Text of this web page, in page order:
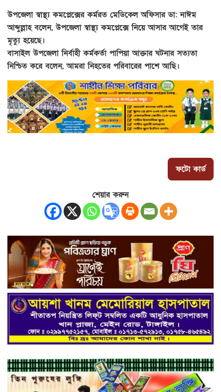
উপজেলা স্বাস্থ্য কমপ্লেক্সের কর্মরত মেডিকেল অফিসার ডা: নাঈম
আব্দুল্লাহ বলেন, উপজেলা স্বাস্থ্য কমপ্লেক্সে নিয়ে আসার আগেই তার
মৃত্যু হয়েছে।
বাসাইল উপজেলা নির্বাহী কর্মকর্তা পাপিয়া আক্তার ঘটনার সত্যতা
নিশ্চিত করে বলেন, আমরা নিহতের পরিবারের পাশে আছি।
ফটো কার্ড
শেয়ার করুন